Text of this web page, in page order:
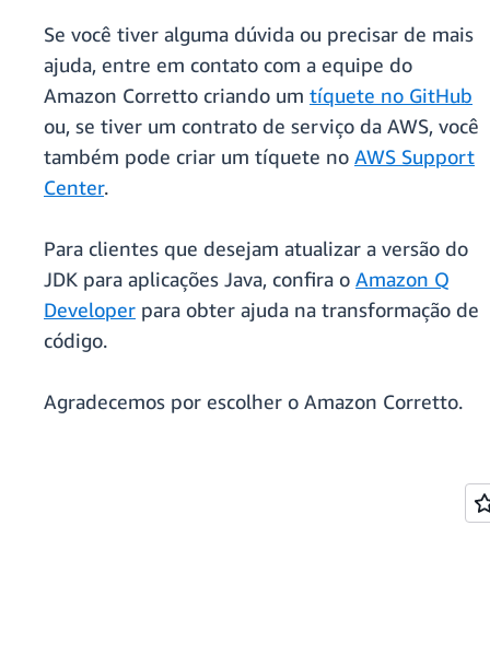
Se você tiver alguma dúvida ou precisar de mais
ajuda, entre em contato com a equipe do
Amazon Corretto criando um tíquete no GitHub
ou, se tiver um contrato de serviço da AWS, você
também pode criar um tíquete no AWS Support
Center.
Para clientes que desejam atualizar a versão do
JDK para aplicações Java, confira o Amazon Q
Developer para obter ajuda na transformação de
código.
Agradecemos por escolher o Amazon Corretto.